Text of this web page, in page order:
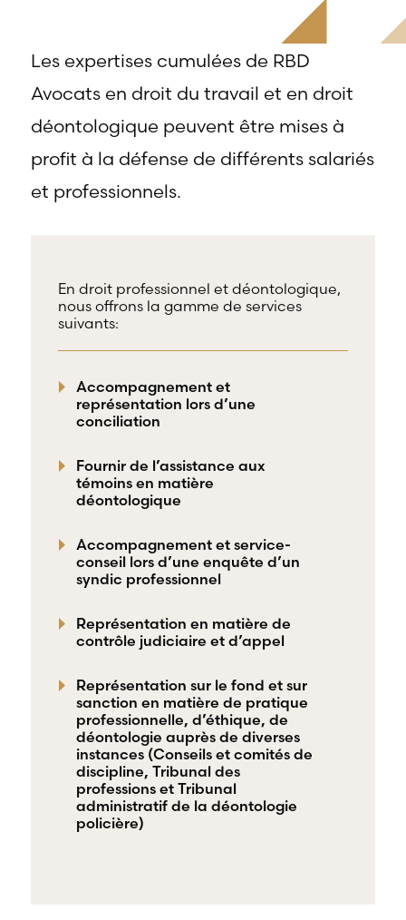
services
professionnels
dans tous les
d’expertises
reliés au droit
du travail et
RBD Avocats offre
tous les services
nécessaires à la
salariés et de
œuvrant dans
d’emploi.
Les expertises cumulées de RBD
Avocats en droit du travail et en droit
déontologique peuvent être mises à
profit à la défense de différents salariés
et professionnels.
En droit professionnel et déontologique,
nous offrons la gamme de services
suivants:
Accompagnement et
représentation lors d’une
conciliation
Fournir de l’assistance aux
témoins en matière
déontologique
Accompagnement et service-
conseil lors d’une enquête d’un
syndic professionnel
Représentation en matière de
contrôle judiciaire et d’appel
Représentation sur le fond et sur
sanction en matière de pratique
professionnelle, d’éthique, de
déontologie auprès de diverses
instances (Conseils et comités de
discipline, Tribunal des
professions et Tribunal
administratif de la déontologie
policière)